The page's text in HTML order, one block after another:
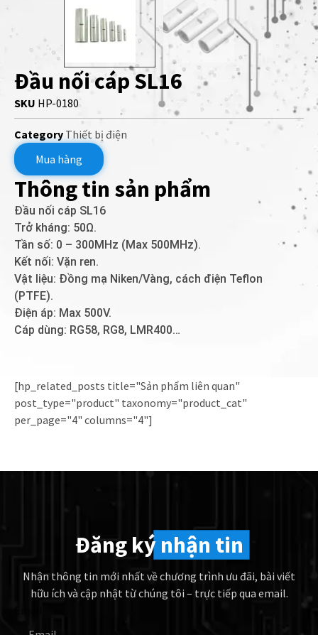
Đầu nối cáp SL16
SKU HP-0180
Category Thiết bị điện
Mua hàng
Thông tin sản phẩm
Đầu nối cáp SL16
Trở kháng: 50Ω.
Tần số: 0 – 300MHz (Max 500MHz).
Kết nối: Vặn ren.
Vật liệu: Đồng mạ Niken/Vàng, cách điện Teflon
(PTFE).
Điện áp: Max 500V.
Cáp dùng: RG58, RG8, LMR400…
[hp_related_posts title="Sản phẩm liên quan"
post_type="product" taxonomy="product_cat"
per_page="4" columns="4"]
Đăng ký nhận tin
Nhận thông tin mới nhất về chương trình ưu đãi, bài viết
hữu ích và cập nhật từ chúng tôi – trực tiếp qua email.